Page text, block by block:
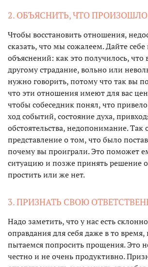
2. ОБЪЯСНИТЬ, ЧТО ПРОИЗОШЛО
Чтобы восстановить отношения,
сказать, что мы сожалеем. Дайте себе
объяснений: как это получилось,
другому страдание, вольно или
нужно говорить, потому что так вы
что эти отношения имеют для вас
чтобы собеседник понял, что
ход событий, состояние духа,
обстоятельства, недопонимание. Так
представление о том, что было
почему вы проиграли. Это поможет
ситуацию и позже принять решение
простить или же нет.
3. ПРИЗНАТЬ СВОЮ
Надо заметить, что у нас есть
оправдания для себя даже в то
пытаемся попросить прощения. Это
честно и не очень продуктивно.